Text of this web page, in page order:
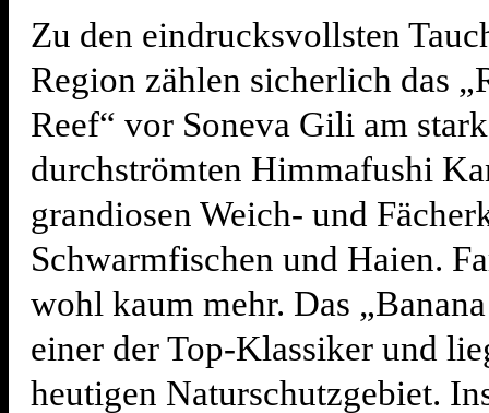
Zu den eindrucksvollsten
Region zählen sicherlich das
Reef“ vor Soneva Gili am stark
durchströmten Himmafushi
grandiosen Weich- und
Schwarmfischen und Haien.
wohl kaum mehr. Das
einer der Top-Klassiker und
heutigen Naturschutzgebiet.